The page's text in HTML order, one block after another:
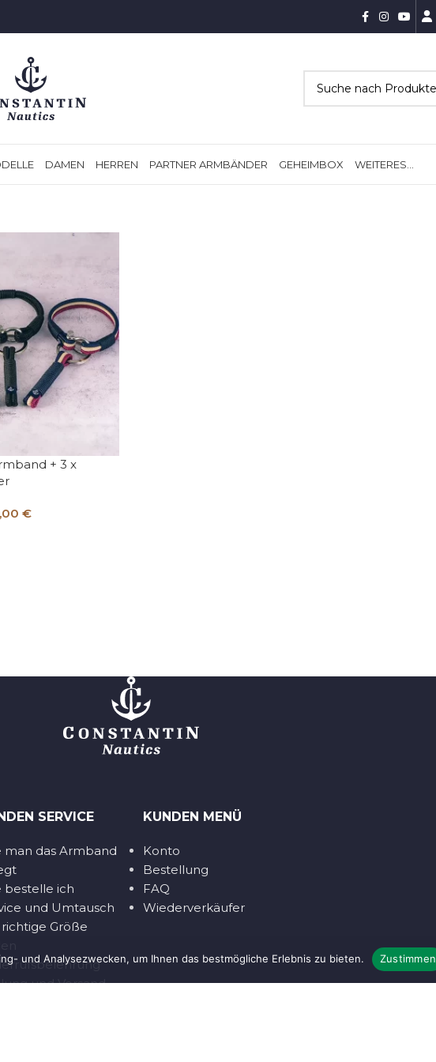
DAMEN HERREN PARTNER ARMBÄNDER GEHEIMBOX WEITERES…
+ 3 x
€
SERVICE
man das Armband
bestelle ich
und Umtausch
Größe
und Versand
KUNDEN MENÜ
Konto
Bestellung
FAQ
Wiederverkäufer
und Analysezwecken, um Ihnen das bestmögliche Erlebnis zu bieten. Zustimmen